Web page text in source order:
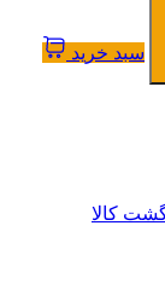
سبد خرید